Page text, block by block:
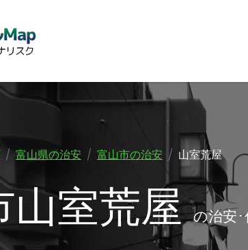
富山県の治安 富山市の治安 山室荒屋
山室荒屋の治安